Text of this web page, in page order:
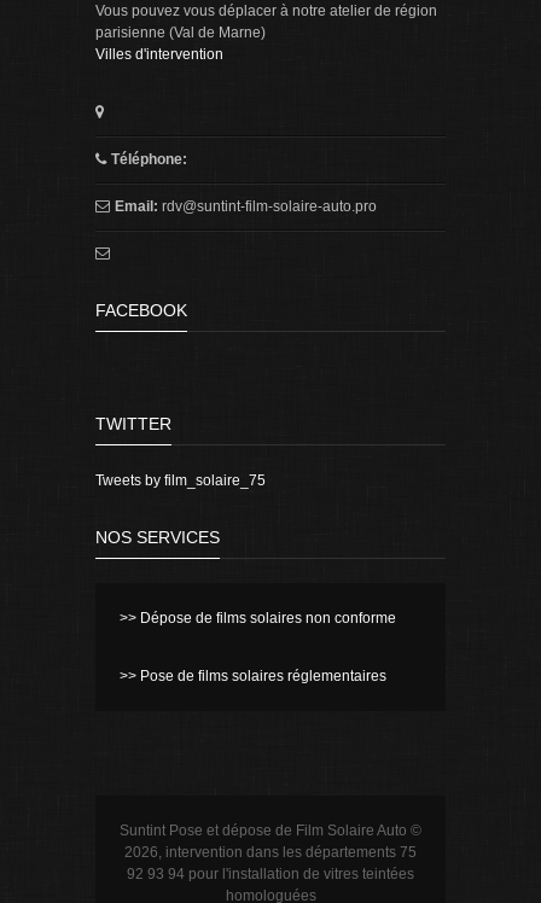
Vous pouvez vous déplacer à notre atelier de région
parisienne (Val de Marne)
Villes d'intervention
Téléphone:
Email: rdv@suntint-film-solaire-auto.pro
FACEBOOK
TWITTER
Tweets by film_solaire_75
NOS SERVICES
>> Dépose de films solaires non conforme
>> Pose de films solaires réglementaires
Suntint Pose et dépose de Film Solaire Auto ©
2026, intervention dans les départements 75
92 93 94 pour l'installation de vitres teintées
homologuées